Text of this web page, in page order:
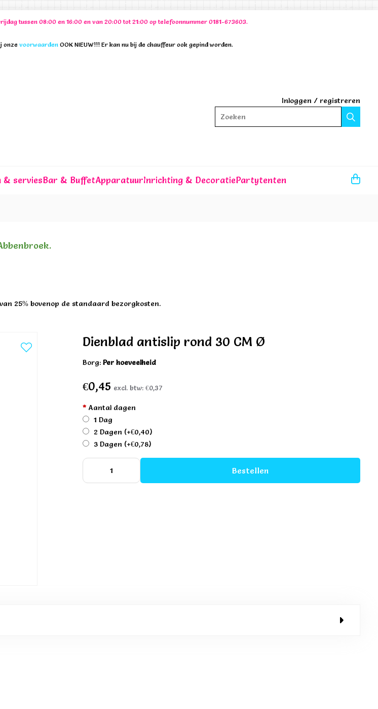
tussen 08:00 en 16:00 en van 20:00 tot 21:00 op telefoonnummer 0181-673603.
onze voorwaarden OOK NIEUW!!! Er kan nu bij de chauffeur ook gepind worden.
Inloggen / registreren
Zoeken
& serviesBar & BuffetApparatuurInrichting & DecoratiePartytenten
25% bovenop de standaard bezorgkosten.
Dienblad antislip rond 30 CM Ø
Borg:Per hoeveelheid
€0,45 excl. btw:€0,37
* Aantal dagen
1 Dag
2 Dagen (+€0,40)
3 Dagen (+€0,78)
Bestellen